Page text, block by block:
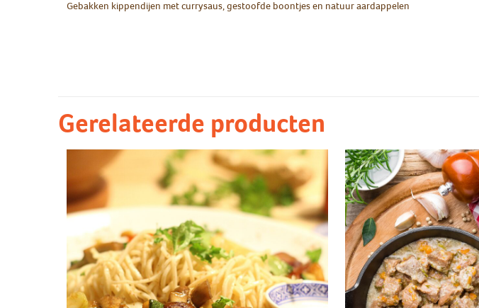
Gebakken kippendijen met currysaus, gestoofde boontjes en natuur aardappelen
Gerelateerde producten